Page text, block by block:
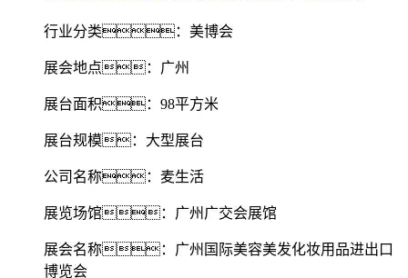
行业分类：美博会
展会地点：广州
展台面积：98平方米
展台规模：大型展台
公司名称：麦生活
展览场馆：广州广交会展馆
展会名称：广州国际美容美发化妆用品进出口
博览会